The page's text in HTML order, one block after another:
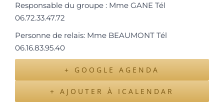
Responsable du groupe : Mme GANE Tél
06.72.33.47.72
Personne de relais: Mme BEAUMONT Tél
06.16.83.95.40
+ GOOGLE AGENDA
+ AJOUTER À ICALENDAR